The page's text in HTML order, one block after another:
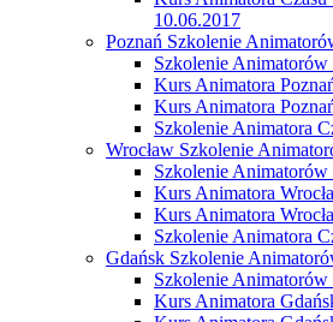
10.06.2017
Poznań Szkolenie
Szkolenie Animatorów
Kurs Animatora
Kurs Animatora
Szkolenie Animatora
Wrocław Szkolenie
Szkolenie Animatorów
Kurs Animatora
Kurs Animatora
Szkolenie Animatora
Gdańsk Szkolenie
Szkolenie Animatorów
Kurs Animatora